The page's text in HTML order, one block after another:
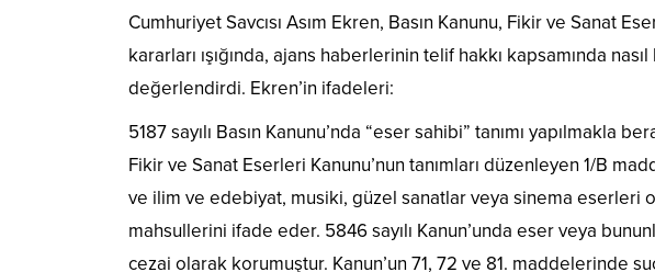
Cumhuriyet Savcısı Asım Ekren, Basın Kanunu, Fikir ve Sanat
kararları ışığında, ajans haberlerinin telif hakkı kapsamında
değerlendirdi. Ekren’in ifadeleri:
5187 sayılı Basın Kanunu’nda “eser sahibi” tanımı yapılmakla
Fikir ve Sanat Eserleri Kanunu’nun tanımları düzenleyen 1/B
ve ilim ve edebiyat, musiki, güzel sanatlar veya sinema eserleri
mahsullerini ifade eder. 5846 sayılı Kanun’unda eser veya
cezai olarak korumuştur. Kanun’un 71, 72 ve 81. maddelerinde